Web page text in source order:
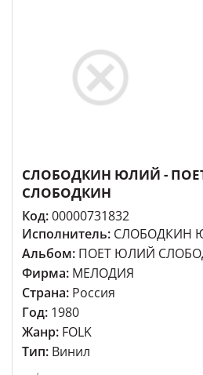
СЛОБОДКИН ЮЛИЙ -
СЛОБОДКИН
Код:00000731832
Исполнитель: СЛОБОДКИН
Альбом: ПОЕТ ЮЛИЙ
Фирма: МЕЛОДИЯ
Страна: Россия
Год: 1980
Жанр: FOLK
Тип: Винил